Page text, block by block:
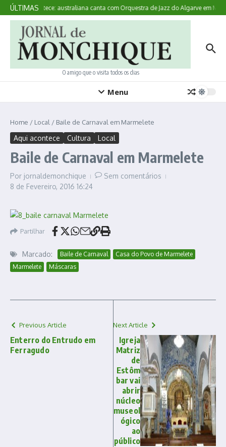
Ir para o conteúdo
ÚLTIMAS
Aqui Acontece: australiana canta com Orquestra de Jazz do Algarve em
O amigo que o visita todos os dias
Menu
Home / Local / Baile de Carnaval em Marmelete
Aqui acontece Cultura Local
Baile de Carnaval em Marmelete
Por jornaldemonchique
Sem comentários
8 de Fevereiro, 2016 16:24
Partilhar
Marcado: Baile de Carnaval
Casa do Povo de Marmelete
Marmelete
Máscaras
Previous Article
Enterro do Entrudo em
Ferragudo
Next Article
Igreja
Matriz
de
Estôm
bar vai
abrir
núcleo
museol
ógico
ao
público